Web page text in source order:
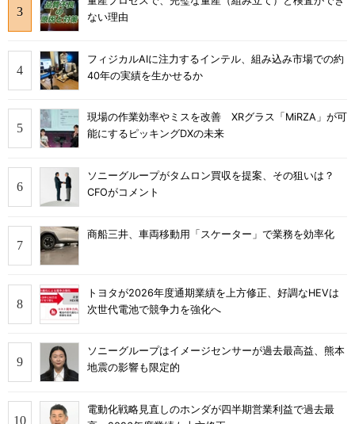
ない理由
フィジカルAIに注力するインテル、組み込み市場での約
40年の実績を生かせるか
現場の作業効率やミスを改善 XRグラス「MiRZA」が可
能にするピッキングDXの未来
ソニーグループがタムロン買収を提案、その狙いは？
CFOがコメント
商船三井、車両移動用「スケーター」で業務を効率化
トヨタが2026年度通期業績を上方修正、好調なHEVは
次世代電池で競争力を強化へ
ソニーグループはイメージセンサーが過去最高益、熊本
地震の影響も限定的
電動化戦略見直しのホンダが四半期営業利益で過去最